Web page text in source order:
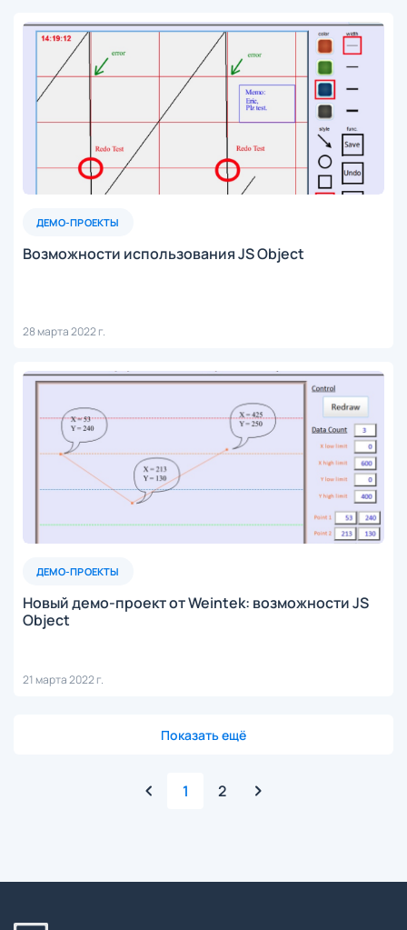
ДЕМО-ПРОЕКТЫ
Возможности использования JS Object
28 марта 2022 г.
ДЕМО-ПРОЕКТЫ
Новый демо-проект от Weintek: возможности JS
Object
21 марта 2022 г.
Показать ещё
1 2